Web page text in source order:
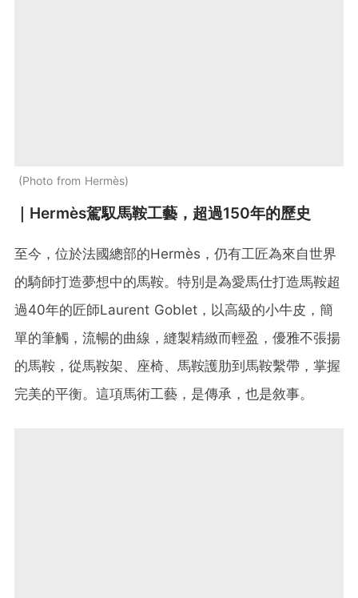
Photo from Hermès
｜Hermès駕馭馬鞍工藝，超過150年的歷史
至今，位於法國總部的Hermès，仍有工匠為來自世界
的騎師打造夢想中的馬鞍。特別是為愛馬仕打造馬鞍超
過40年的匠師Laurent Goblet，以高級的小牛皮，簡
單的筆觸，流暢的曲線，縫製精緻而輕盈，優雅不張揚
的馬鞍，從馬鞍架、座椅、馬鞍護肋到馬鞍繫帶，掌握
完美的平衡。這項馬術工藝，是傳承，也是敘事。